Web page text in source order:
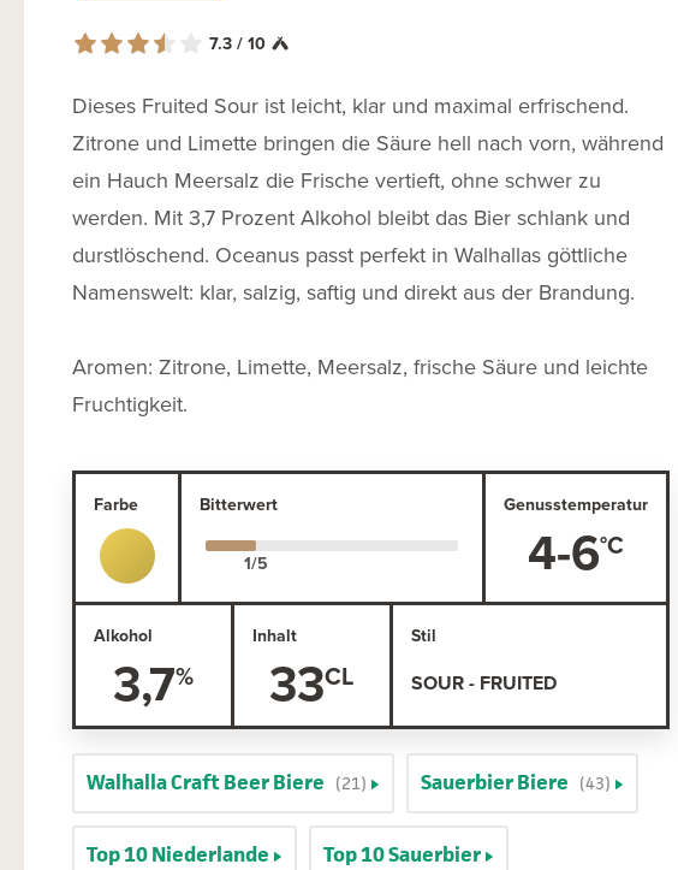
7.3 / 10
Dieses Fruited Sour ist leicht, klar und maximal erfrischend.
Zitrone und Limette bringen die Säure hell nach vorn, während
ein Hauch Meersalz die Frische vertieft, ohne schwer zu
werden. Mit 3,7 Prozent Alkohol bleibt das Bier schlank und
durstlöschend. Oceanus passt perfekt in Walhallas göttliche
Namenswelt: klar, salzig, saftig und direkt aus der Brandung.
Aromen: Zitrone, Limette, Meersalz, frische Säure und leichte
Fruchtigkeit.
Farbe Bitterwert Genusstemperatur
4-6
Alkohol
3,7
Inhalt
33
Stil
SOUR - FRUITED
Walhalla Craft Beer Biere (21) Sauerbier Biere (43)
Top 10 Niederlande Top 10 Sauerbier